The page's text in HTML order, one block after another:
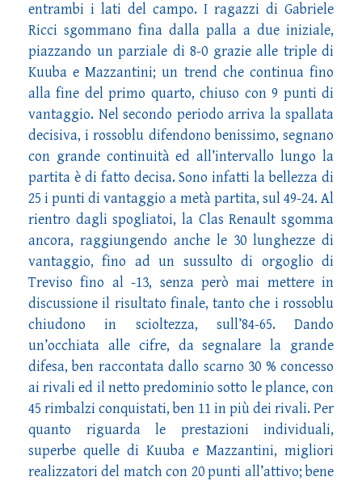
entrambi i lati del campo. I ragazzi di Gabriele
Ricci sgommano fina dalla palla a due iniziale,
piazzando un parziale di 8-0 grazie alle triple di
Kuuba e Mazzantini; un trend che continua fino
alla fine del primo quarto, chiuso con 9 punti di
vantaggio. Nel secondo periodo arriva la spallata
decisiva, i rossoblu difendono benissimo, segnano
con grande continuità ed all’intervallo lungo la
partita è di fatto decisa. Sono infatti la bellezza di
25 i punti di vantaggio a metà partita, sul 49-24. Al
rientro dagli spogliatoi, la Clas Renault sgomma
ancora, raggiungendo anche le 30 lunghezze di
vantaggio, fino ad un sussulto di orgoglio di
Treviso fino al -13, senza però mai mettere in
discussione il risultato finale, tanto che i rossoblu
chiudono in scioltezza, sull’84-65. Dando
un’occhiata alle cifre, da segnalare la grande
difesa, ben raccontata dallo scarno 30 % concesso
ai rivali ed il netto predominio sotto le plance, con
45 rimbalzi conquistati, ben 11 in più dei rivali. Per
quanto riguarda le prestazioni individuali,
superbe quelle di Kuuba e Mazzantini, migliori
realizzatori del match con 20 punti all’attivo; bene